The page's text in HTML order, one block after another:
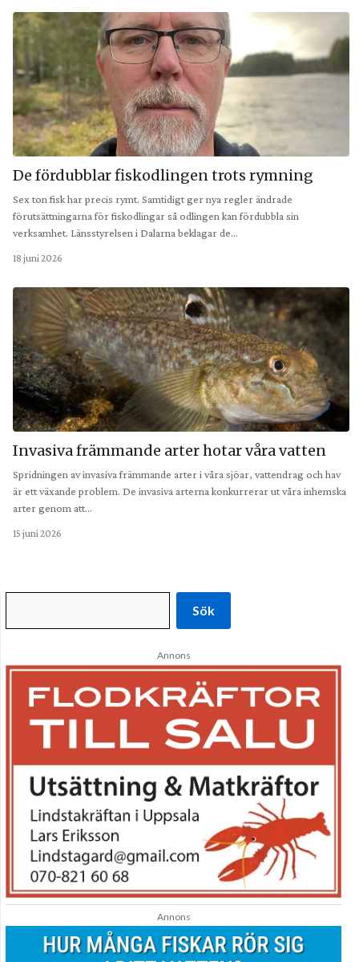
De fördubblar fiskodlingen trots rymning
Sex ton fisk har precis rymt. Samtidigt ger nya regler ändrade
förutsättningarna för fiskodlingar så odlingen kan fördubbla sin
verksamhet. Länsstyrelsen i Dalarna beklagar de…
18 juni 2026
Invasiva främmande arter hotar våra vatten
Spridningen av invasiva främmande arter i våra sjöar, vattendrag och hav
är ett växande problem. De invasiva arterna konkurrerar ut våra inhemska
arter genom att…
15 juni 2026
Sök
Annons
Annons